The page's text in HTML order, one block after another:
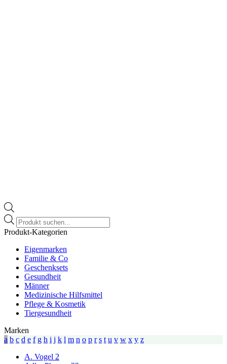
Products
search
Produkt-Kategorien
Eigenmarken
Familie & Co
Geschenksets
Gesundheit
Männer
Medizinische Hilfsmittel
Pflege & Kosmetik
Tiergesundheit
Marken
a b c d e f g h i j k l m n o p r s t u v w x y z
A. Vogel 2